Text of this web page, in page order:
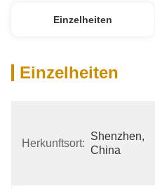
Einzelheiten
Einzelheiten
Herkunftsort:
Shenzhen,
China